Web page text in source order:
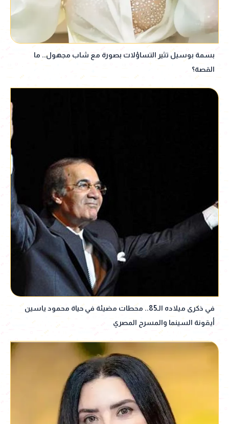
بسمة بوسيل تثير التساؤلات بصورة مع شاب مجهول.. ما
القصة؟
في ذكرى ميلاده الـ85.. محطات مضيئة في حياة محمود ياسين
أيقونة السينما والمسرح المصري